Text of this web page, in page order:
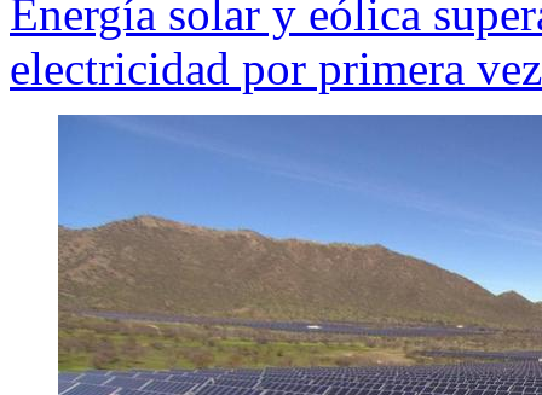
Energía solar y eólica
electricidad por primera